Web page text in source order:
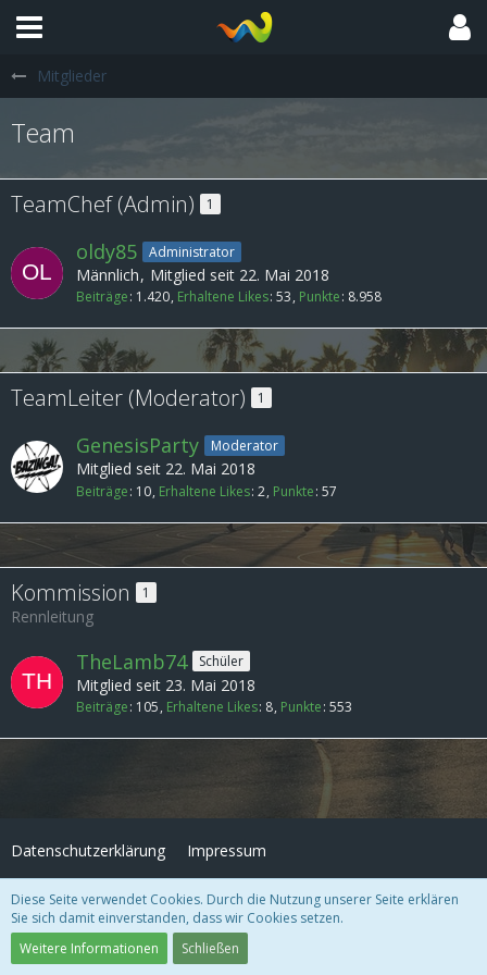
Mitglieder
Team
TeamChef (Admin) 1
oldy85 Administrator
Männlich Mitglied seit 22. Mai 2018
Beiträge 1.420 Erhaltene Likes 53 Punkte 8.958
TeamLeiter (Moderator) 1
GenesisParty Moderator
Mitglied seit 22. Mai 2018
Beiträge 10 Erhaltene Likes 2 Punkte 57
Kommission 1
Rennleitung
TheLamb74 Schüler
Mitglied seit 23. Mai 2018
Beiträge 105 Erhaltene Likes 8 Punkte 553
Datenschutzerklärung Impressum
Community-Software: WoltLab Suite™ 3.1.27
Design "Role Royale" by
Diese Seite verwendet Cookies. Durch die Nutzung unserer Seite erklären
Sie sich damit einverstanden, dass wir Cookies setzen.
Weitere Informationen
Schließen